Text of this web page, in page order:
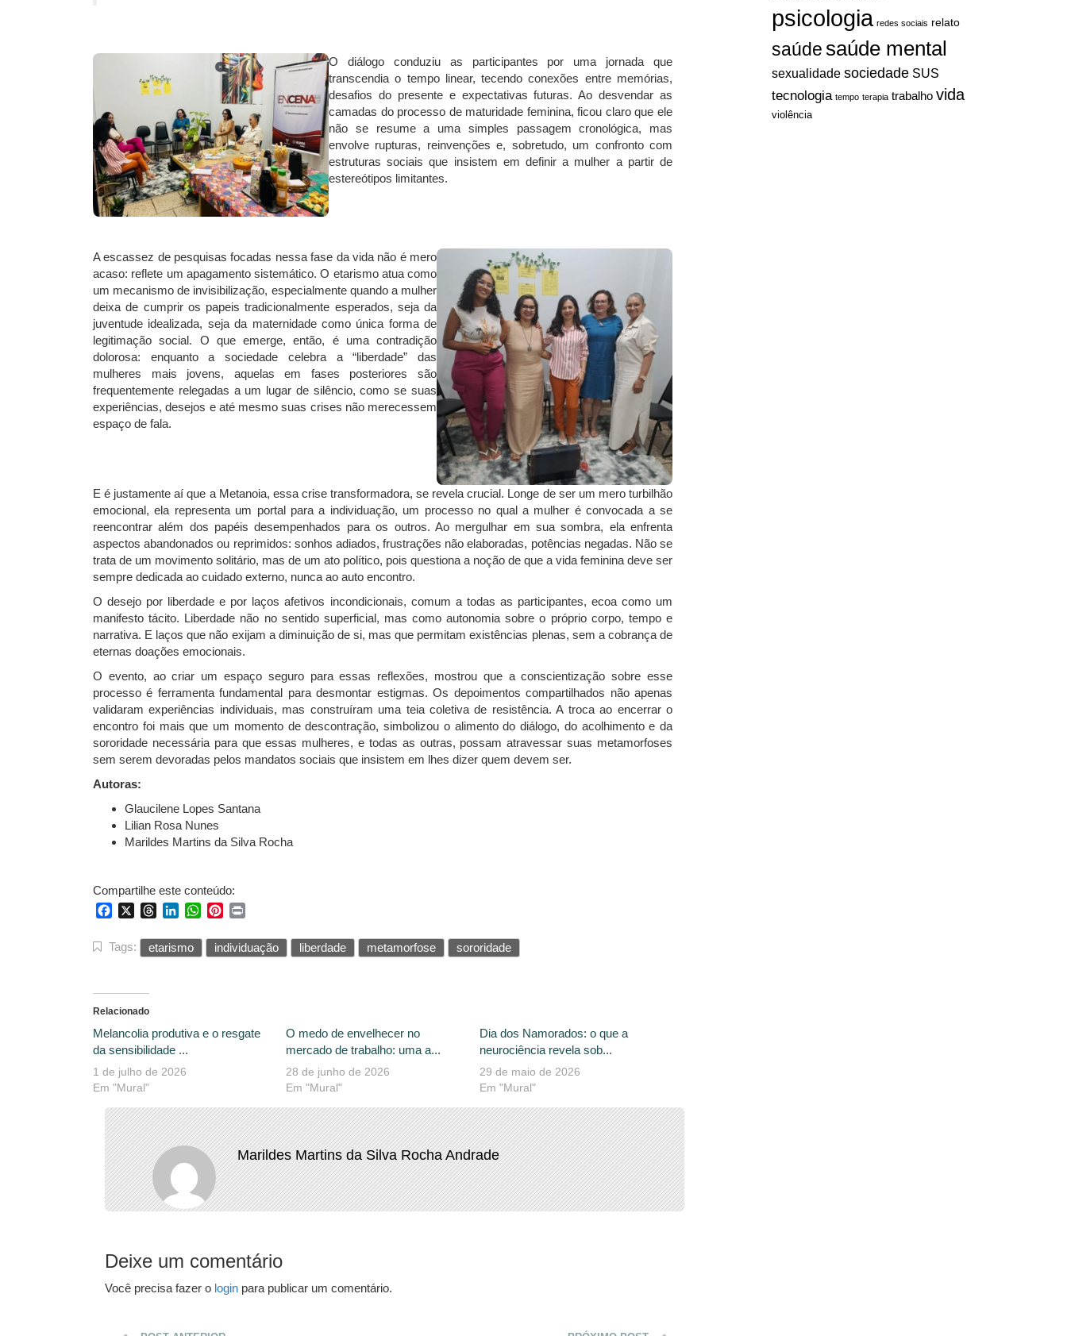
psicologia redes sociais relato
saúdesaúde mental
sexualidade sociedade SUS
tecnologia tempo terapia trabalho vida
violência
O diálogo conduziu as participantes por uma jornada que
transcendia o tempo linear, tecendo conexões entre memórias,
desafios do presente e expectativas futuras. Ao desvendar as
camadas do processo de maturidade feminina, ficou claro que ele
não se resume a uma simples passagem cronológica, mas
envolve rupturas, reinvenções e, sobretudo, um confronto com
estruturas sociais que insistem em definir a mulher a partir de
estereótipos limitantes.
A escassez de pesquisas focadas nessa fase da vida não é mero
acaso: reflete um apagamento sistemático. O etarismo atua como
um mecanismo de invisibilização, especialmente quando a mulher
deixa de cumprir os papeis tradicionalmente esperados, seja da
juventude idealizada, seja da maternidade como única forma de
legitimação social. O que emerge, então, é uma contradição
dolorosa: enquanto a sociedade celebra a “liberdade” das
mulheres mais jovens, aquelas em fases posteriores são
frequentemente relegadas a um lugar de silêncio, como se suas
experiências, desejos e até mesmo suas crises não merecessem
espaço de fala.
E é justamente aí que a Metanoia, essa crise transformadora, se revela crucial. Longe de ser um mero turbilhão
emocional, ela representa um portal para a individuação, um processo no qual a mulher é convocada a se
reencontrar além dos papéis desempenhados para os outros. Ao mergulhar em sua sombra, ela enfrenta
aspectos abandonados ou reprimidos: sonhos adiados, frustrações não elaboradas, potências negadas. Não se
trata de um movimento solitário, mas de um ato político, pois questiona a noção de que a vida feminina deve ser
sempre dedicada ao cuidado externo, nunca ao auto encontro.
O desejo por liberdade e por laços afetivos incondicionais, comum a todas as participantes, ecoa como um
manifesto tácito. Liberdade não no sentido superficial, mas como autonomia sobre o próprio corpo, tempo e
narrativa. E laços que não exijam a diminuição de si, mas que permitam existências plenas, sem a cobrança de
eternas doações emocionais.
O evento, ao criar um espaço seguro para essas reflexões, mostrou que a conscientização sobre esse
processo é ferramenta fundamental para desmontar estigmas. Os depoimentos compartilhados não apenas
validaram experiências individuais, mas construíram uma teia coletiva de resistência. A troca ao encerrar o
encontro foi mais que um momento de descontração, simbolizou o alimento do diálogo, do acolhimento e da
sororidade necessária para que essas mulheres, e todas as outras, possam atravessar suas metamorfoses
sem serem devoradas pelos mandatos sociais que insistem em lhes dizer quem devem ser.
Autoras:
Glaucilene Lopes Santana
Lilian Rosa Nunes
Marildes Martins da Silva Rocha
Compartilhe este conteúdo:
FacebookThreadsLinkedInWhatsApp
Pinterest
Tags: etarismo individuação liberdade metamorfose sororidade
Relacionado
Melancolia produtiva e o resgate
da sensibilidade ...
1 de julho de 2026
Em "Mural"
O medo de envelhecer no
mercado de trabalho: uma a...
28 de junho de 2026
Em "Mural"
Dia dos Namorados: o que a
neurociência revela sob...
29 de maio de 2026
Em "Mural"
Marildes Martins da Silva Rocha Andrade
Deixe um comentário
Você precisa fazer o login para publicar um comentário.